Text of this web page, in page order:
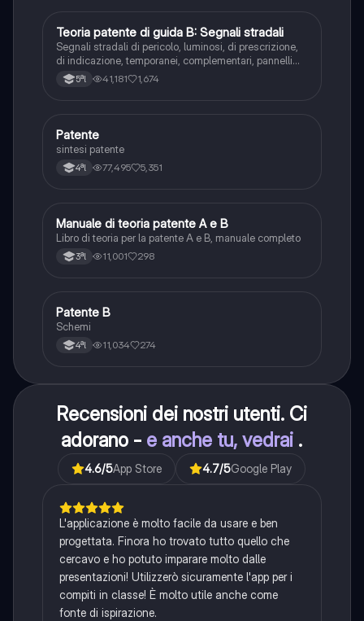
Ed. civ.
Teoria patente di guida B: Segnali stradali
Segnali stradali di pericolo, luminosi, di prescrizione,
di indicazione, temporanei, complementari, pannelli
integrativi, segnaletica orizzontale, segnalazioni
agenti del traffico, distanza di visibilità per l‘arresto,
5ªl 41,181 1,674
Altro
Patente
sintesi patente
4ªl 77,495 5,351
Italiano
Manuale di teoria patente A e B
Libro di teoria per la patente A e B, manuale completo
3ªl 11,001 298
Altro
Patente B
Schemi
4ªl 11,034 274
Recensioni dei nostri utenti. Ci
adorano - e anche tu, vedrai .
4.6/5App Store 4.7/5Google Play
L'applicazione è molto facile da usare e ben
progettata. Finora ho trovato tutto quello che
cercavo e ho potuto imparare molto dalle
presentazioni! Utilizzerò sicuramente l'app per i
compiti in classe! È molto utile anche come
fonte di ispirazione.